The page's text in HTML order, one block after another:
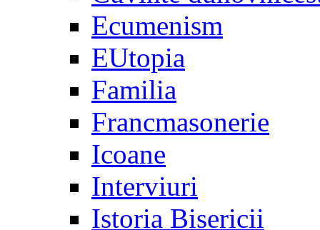
Ecumenism
EUtopia
Familia
Francmasonerie
Icoane
Interviuri
Istoria Bisericii